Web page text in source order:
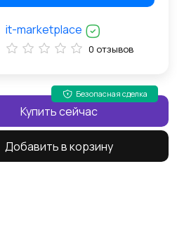
it-marketplace
0 отзывов
Безопасная сделка
Купить сейчас
Добавить в корзину